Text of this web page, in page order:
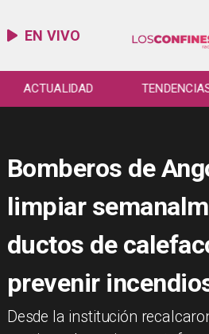
EN VIVO
ACTUALIDAD
Bomberos de
limpiar
ductos de
prevenir
​Desde la institución